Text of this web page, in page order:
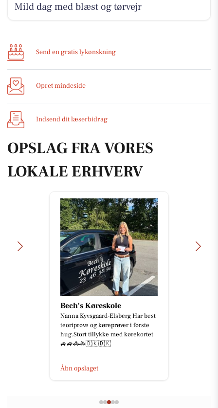
Mild dag med blæst og tørvejr
Send en gratis lykønskning
Opret mindeside
Indsend dit læserbidrag
OPSLAG FRA VORES
LOKALE ERHVERV
Bech's Køreskole
Nanna Kyvsgaard-Elsberg Har best
teoriprøve og køreprøver i første
hug.Stort tillykke med kørekortet
🚙🚙🚓🚓🇩🇰🇩🇰
Åbn opslaget